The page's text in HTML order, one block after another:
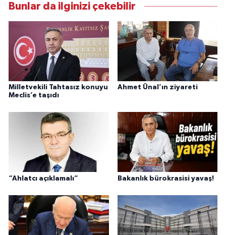
Bunlar da ilginizi çekebilir
Milletvekili Tahtasız konuyu
Meclis’e taşıdı
Ahmet Ünal’ın ziyareti
“Ahlatcı açıklamalı” Bakanlık bürokrasisi yavaş!